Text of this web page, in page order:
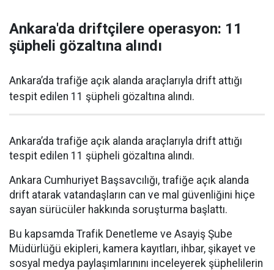
Ankara'da driftçilere operasyon: 11
şüpheli gözaltına alındı
Ankara’da trafiğe açık alanda araçlarıyla drift attığı
tespit edilen 11 şüpheli gözaltına alındı.
Ankara’da trafiğe açık alanda araçlarıyla drift attığı
tespit edilen 11 şüpheli gözaltına alındı.
Ankara Cumhuriyet Başsavcılığı, trafiğe açık alanda
drift atarak vatandaşların can ve mal güvenliğini hiçe
sayan sürücüler hakkında soruşturma başlattı.
Bu kapsamda Trafik Denetleme ve Asayiş Şube
Müdürlüğü ekipleri, kamera kayıtları, ihbar, şikayet ve
sosyal medya paylaşımlarınını inceleyerek şüphelilerin